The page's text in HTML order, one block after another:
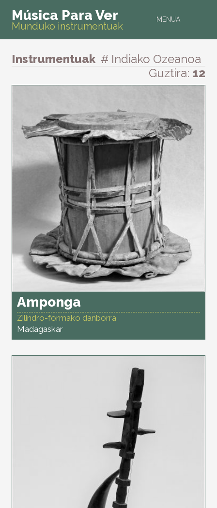
MENUA
Música Para Ver
Munduko instrumentuak
Instrumentuak # Indiako Ozeanoa
Guztira: 12
Amponga
Zilindro-formako danborra
Madagaskar